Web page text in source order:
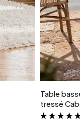
Table
tressé